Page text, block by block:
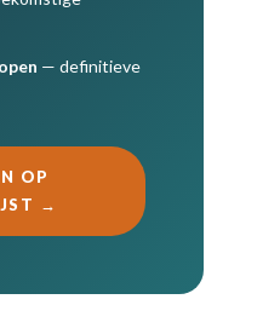
— definitieve
OP
→